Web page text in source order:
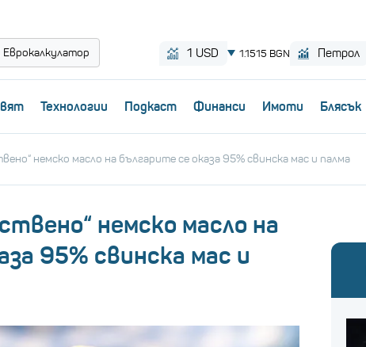
Еврокалкулатор
Технологии Пoдкаст Финанси Имоти Блясък
немско масло на българите се оказа 95% свинска мас и палма
немско масло на
95% свинска мас и